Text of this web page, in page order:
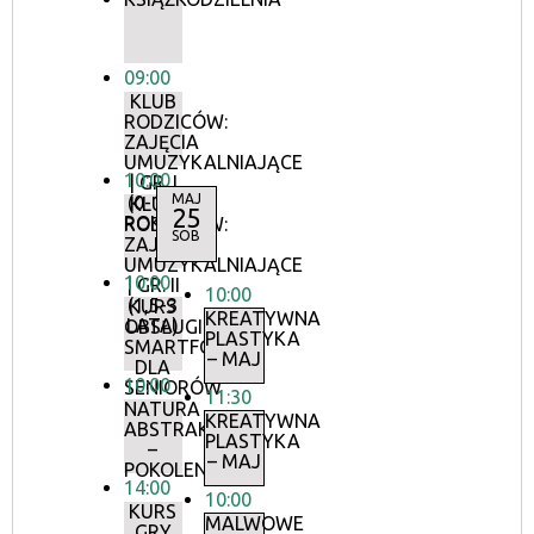
09:00
KLUB
RODZICÓW:
ZAJĘCIA
UMUZYKALNIAJĄCE
| GR. I
(0-1,5
ROKU)
10:00
KLUB
RODZICÓW:
ZAJĘCIA
UMUZYKALNIAJĄCE
| GR. II
(1,5-3
LATA)
10:00
KURS
OBSŁUGI
SMARTFONA
DLA
SENIORÓW
10:00
NATURA
ABSTRAKCJI
–
POKOLENIA
14:00
KURS
MAJ
25
SOB
10:00
KREATYWNA
PLASTYKA
– MAJ
11:30
KREATYWNA
PLASTYKA
– MAJ
10:00
MALWOWE